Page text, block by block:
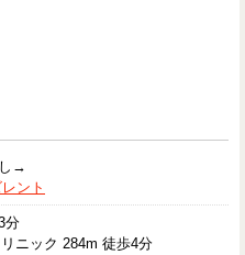
→
ント
分
ニック 284m 徒歩4分